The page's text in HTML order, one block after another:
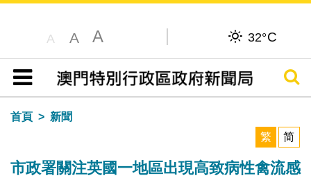
A A A 32°C
目錄
搜尋
首頁
新聞
繁
简
市政署關注英國一地區出現高致病性禽流感